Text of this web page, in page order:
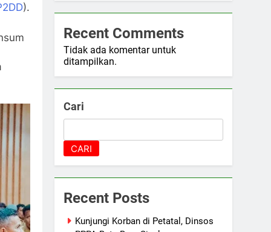
).
Recent Comments
Tidak ada komentar untuk
ditampilkan.
Cari
CARI
Recent Posts
Kunjungi Korban di Petatal, Dinsos